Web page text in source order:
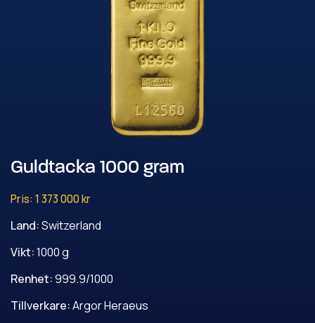
Guldtacka 1000 gram
Pris:1 373 000 kr
Land:Switzerland
Vikt:1000g
Renhet:999.9/1000
Tillverkare:Argor Heraeus